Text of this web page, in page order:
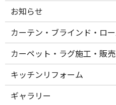
お知らせ
カーテン・ブラインド・ロ
カーペット・ラグ施工・販売
キッチンリフォーム
ギャラリー